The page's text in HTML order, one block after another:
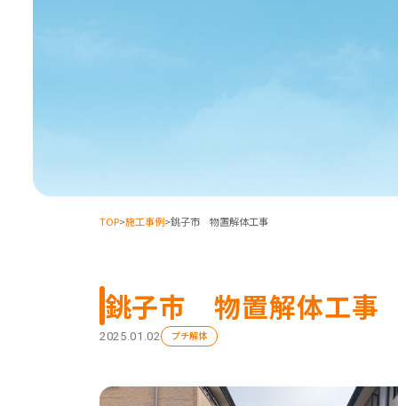
TOP>施工事例>銚子市 物置解体工事
銚子市 物置解体工事
2025.01.02 プチ解体